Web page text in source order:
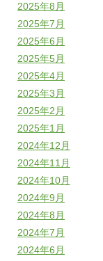
2025年8月
2025年7月
2025年6月
2025年5月
2025年4月
2025年3月
2025年2月
2025年1月
2024年12月
2024年11月
2024年10月
2024年9月
2024年8月
2024年7月
2024年6月